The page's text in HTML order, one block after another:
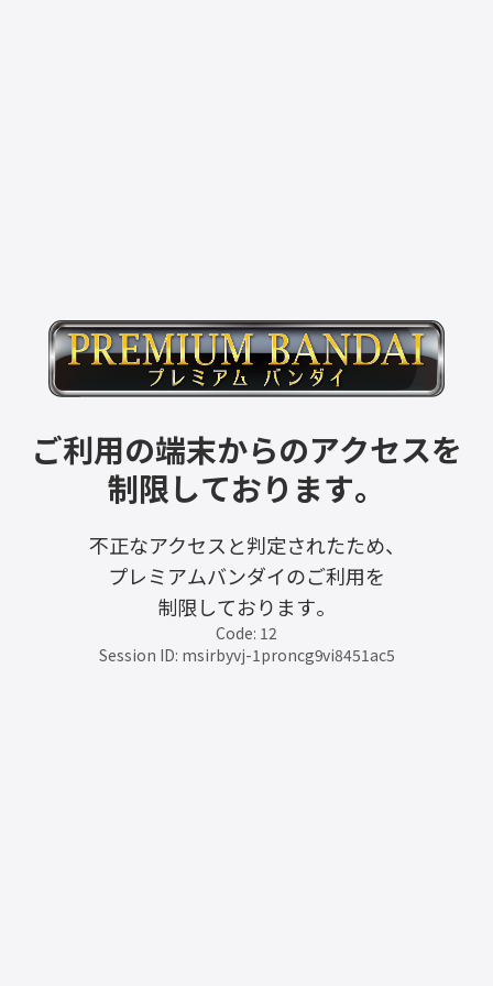
ご利用の端末からのアクセスを
制限しております。
不正なアクセスと判定されたため、
プレミアムバンダイのご利用を
制限しております。
Code: 12
Session ID: msirbyvj-1proncg9vi8451ac5